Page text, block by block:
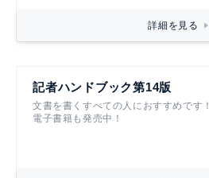
詳細を見る
記者ハンドブック第14版
文書を書くすべての人におすすめです！
電子書籍も発売中！